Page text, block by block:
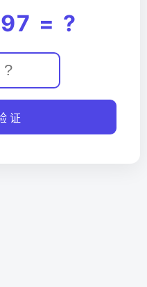
= ?
证